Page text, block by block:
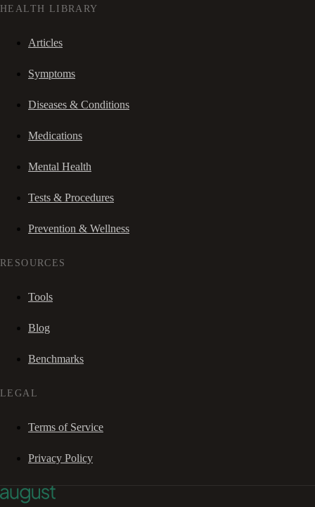
HEALTH LIBRARY
Articles
Symptoms
Diseases & Conditions
Medications
Mental Health
Tests & Procedures
Prevention & Wellness
RESOURCES
Tools
Blog
Benchmarks
LEGAL
Terms of Service
Privacy Policy